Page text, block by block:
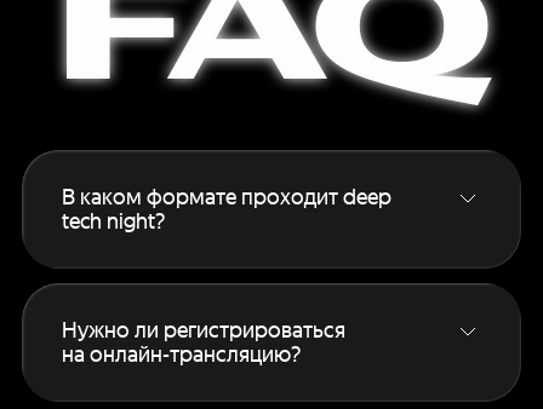
В каком формате проходит deep
tech night?
Основной формат — онлайн‑трансляция
для всех зарегистрированных участников.
на этой странице.
Нужно ли регистрироваться
на онлайн-трансляцию?
Да, без регистрации смотреть